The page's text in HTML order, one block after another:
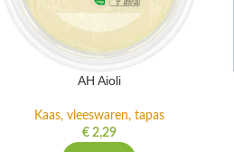
AH Aioli
Kaas, vleeswaren, tapas
€2,29